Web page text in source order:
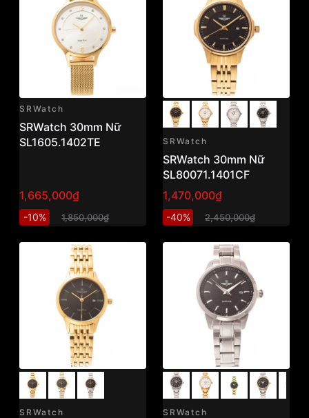
SRWatch
SRWatch 30mm Nữ
SL1605.1402TE
1,665,000₫
-10% 1,850,000₫
SRWatch
SRWatch 30mm Nữ
SL80071.1401CF
1,470,000₫
-40% 2,450,000₫
SRWatch SRWatch